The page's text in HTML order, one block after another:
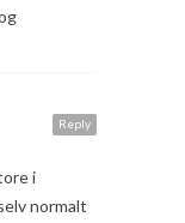
Reply
i
normalt